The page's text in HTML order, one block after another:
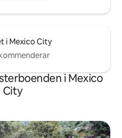
i Mexico City
i Mexico
City